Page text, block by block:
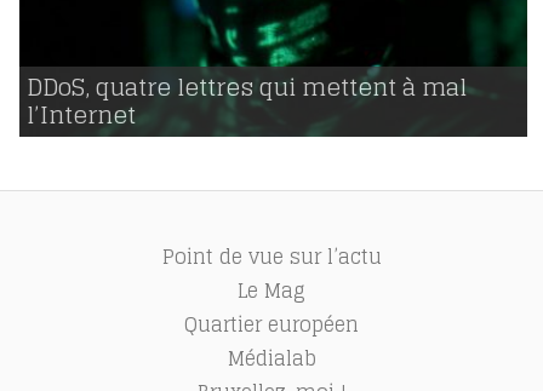
DDoS, quatre lettres qui mettent à mal
l’Internet
voir
26 | 10 | 2016
850
Point de vue sur l’actu
Le Mag
Quartier européen
Médialab